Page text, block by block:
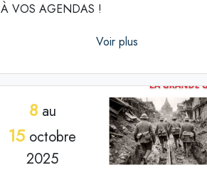
À VOS AGENDAS !
Voir plus
8au
15 octobre
2025